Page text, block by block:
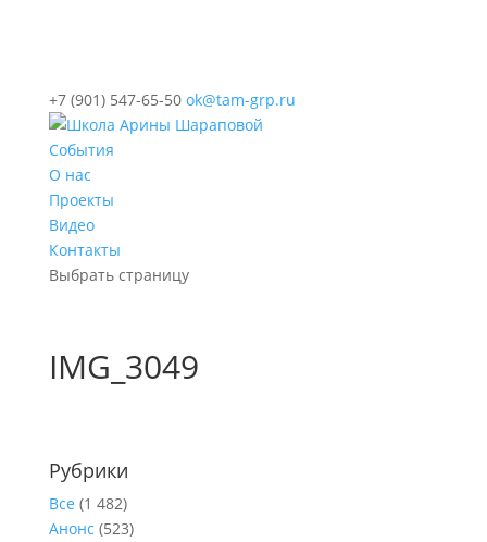
+7 (901) 547-65-50 ok@tam-grp.ru
События
О нас
Проекты
Видео
Контакты
Выбрать страницу
IMG_3049
Рубрики
Все (1 482)
Анонс (523)